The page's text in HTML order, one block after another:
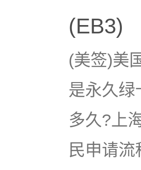
(EB3)
(美签)美
是永久绿
多久?上
民申请